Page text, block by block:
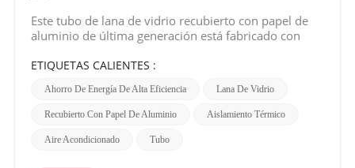
Este tubo de lana de vidrio recubierto con papel de
aluminio de última generación está fabricado con
excepcionales propiedades de aislamiento térmico.
excelentemente la disipación de energía, mejorando
la eficiencia tanto de refrigeración como de
a la tubería capacidades superiores de
ETIQUETAS CALIENTES :
Ahorro De Energía De Alta Eficiencia Lana De Vidrio
Recubierto Con Papel De Aluminio Aislamiento Térmico
Aire Acondicionado Tubo